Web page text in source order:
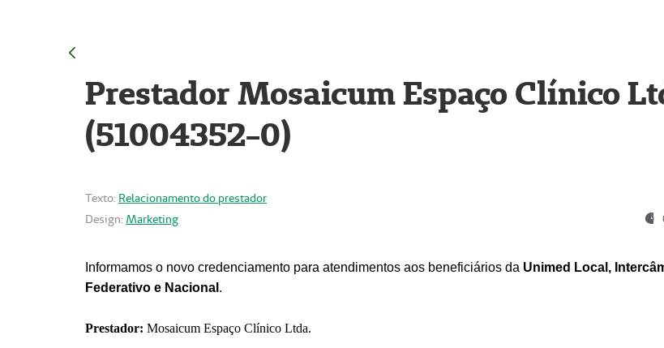
Prestador Mosaicum Espaço Clínico
(51004352-0)
Texto: Relacionamento do prestador
Design: Marketing
Informamos o novo credenciamento para atendimentos aos beneficiários da Unimed Local,
Federativo e Nacional .
Prestador: Mosaicum Espaço Clínico Ltda.